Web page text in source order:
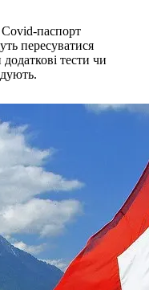
паспорт
пересуватися
тести чи